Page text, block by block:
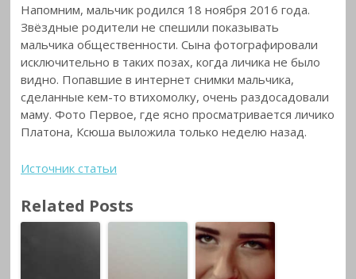
Напомним, мальчик родился 18 ноября 2016 года.
Звёздные родители не спешили показывать
мальчика общественности. Сына фотографировали
исключительно в таких позах, когда личика не было
видно. Попавшие в интернет снимки мальчика,
сделанные кем-то втихомолку, очень раздосадовали
маму. Фото Первое, где ясно просматривается личико
Платона, Ксюша выложила только неделю назад.
Источник статьи
Related Posts